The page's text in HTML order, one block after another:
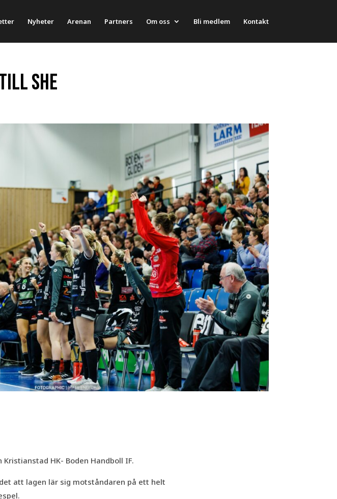
Nyheter Arenan Partners Om oss Bli medlem Kontakt
she
HK- Boden Handboll IF.
att lagen lär sig motståndaren på ett helt